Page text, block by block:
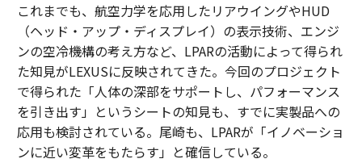
これまでも、航空力学を応用したリアウイングやHUD
（ヘッド・アップ・ディスプレイ）の表示技術、エンジ
ンの空冷機構の考え方など、LPARの活動によって得られ
た知見がLEXUSに反映されてきた。今回のプロジェクト
で得られた「人体の深部をサポートし、パフォーマンス
を引き出す」というシートの知見も、すでに実製品への
応用も検討されている。尾崎も、LPARが「イノベーショ
ンに近い変革をもたらす」と確信している。